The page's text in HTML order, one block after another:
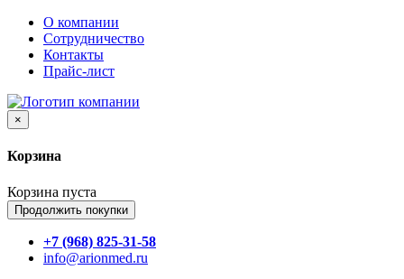
О компании
Сотрудничество
Контакты
Прайс-лист
×
Корзина
Корзина пуста
Продолжить покупки
+7 (968) 825-31-58
info@arionmed.ru